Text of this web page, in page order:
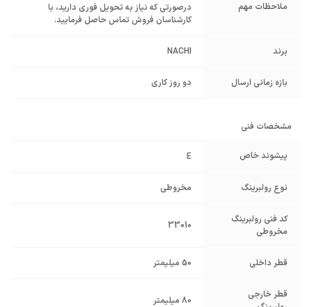
ملاحظات مهم
درصورتی که نیاز به تحویل فوری دارید، با
کارشناسان فروش تماس حاصل فرمایید.
برند NACHI
بازه زمانی ارسال دو روز کاری
مشخصات فنی
پیشوند خاص E
نوع رولبرینگ مخروطی
کد فنی رولبرینگ
مخروطی
33010
قطر داخلی 50 میلیمتر
قطر خارجی
80 میلیمتر